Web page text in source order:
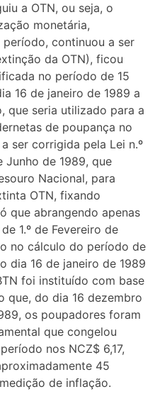
a OTN, ou seja, o
monetária,
período, continuou a ser
da OTN), ficou
no período de 15
16 de janeiro de 1989 a
que seria utilizado para a
de poupança no
ser corrigida pela Lei n.º
Junho de 1989, que
Nacional, para
OTN, fixando
que abrangendo apenas
1.º de Fevereiro de
no cálculo do período de
dia 16 de janeiro de 1989
foi instituído com base
que, do dia 16 dezembro
os poupadores foram
que congelou
nos NCZ$ 6,17,
45
de inflação.